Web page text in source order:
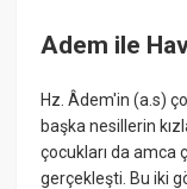
Adem ile
Hz. Âdem'in (a.s)
başka nesillerin
çocukları da amca
gerçekleşti. Bu iki